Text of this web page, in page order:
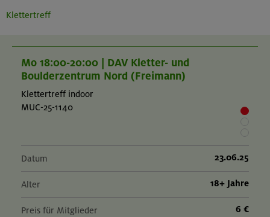
Klettertreff
Mo 18:00-20:00 | DAV Kletter- und
Boulderzentrum Nord (Freimann)
Klettertreff indoor
MUC-25-1140
Datum 23.06.25
Alter 18+ Jahre
Preis für Mitglieder 6 €